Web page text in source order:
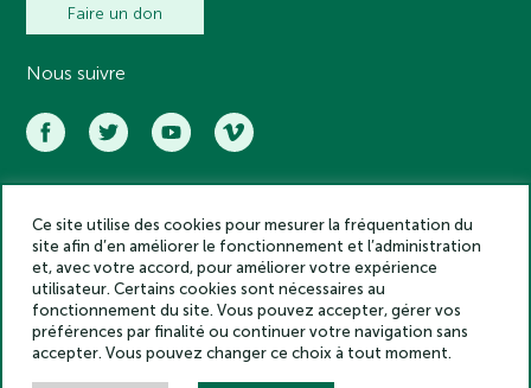
Faire un don
Nous suivre
Académie des inscriptions et belles lettres – Tous droits réservés
2025
Politique de confidentialité
Mentions légales
Crédits
Gestion des cookies
Ce site utilise des cookies pour mesurer la fréquentation du
site afin d’en améliorer le fonctionnement et l’administration
et, avec votre accord, pour améliorer votre expérience
utilisateur. Certains cookies sont nécessaires au
fonctionnement du site. Vous pouvez accepter, gérer vos
préférences par finalité ou continuer votre navigation sans
accepter. Vous pouvez changer ce choix à tout moment.